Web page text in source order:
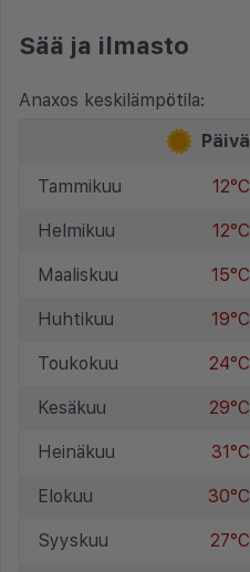
Sää ja ilmasto
Anaxos keskilämpötila:
Päivä
Tammikuu 12°C
Helmikuu 12°C
Maaliskuu 15°C
Huhtikuu 19°C
Toukokuu 24°C
Kesäkuu 29°C
Heinäkuu 31°C
Elokuu 30°C
Syyskuu 27°C